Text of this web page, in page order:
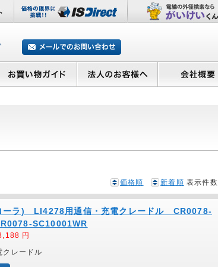
価格順 新着順 表示件数
ーラ) LI4278用通信・充電クレードル CR0078-
SC10001WR
円
クレードル